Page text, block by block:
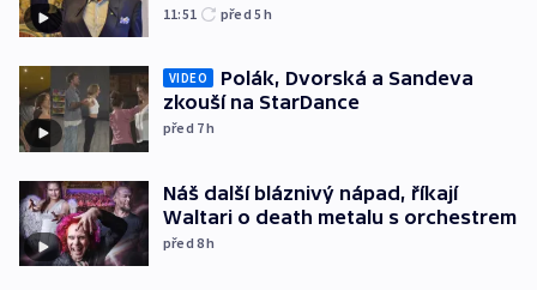
11:51 před 5h
VIDEO
Polák, Dvorská a Sandeva
zkouší na StarDance
před 7h
Náš další bláznivý nápad, říkají
Waltari o death metalu s orchestrem
před 8h